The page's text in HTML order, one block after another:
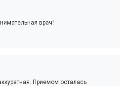
врач!
Приемом осталась